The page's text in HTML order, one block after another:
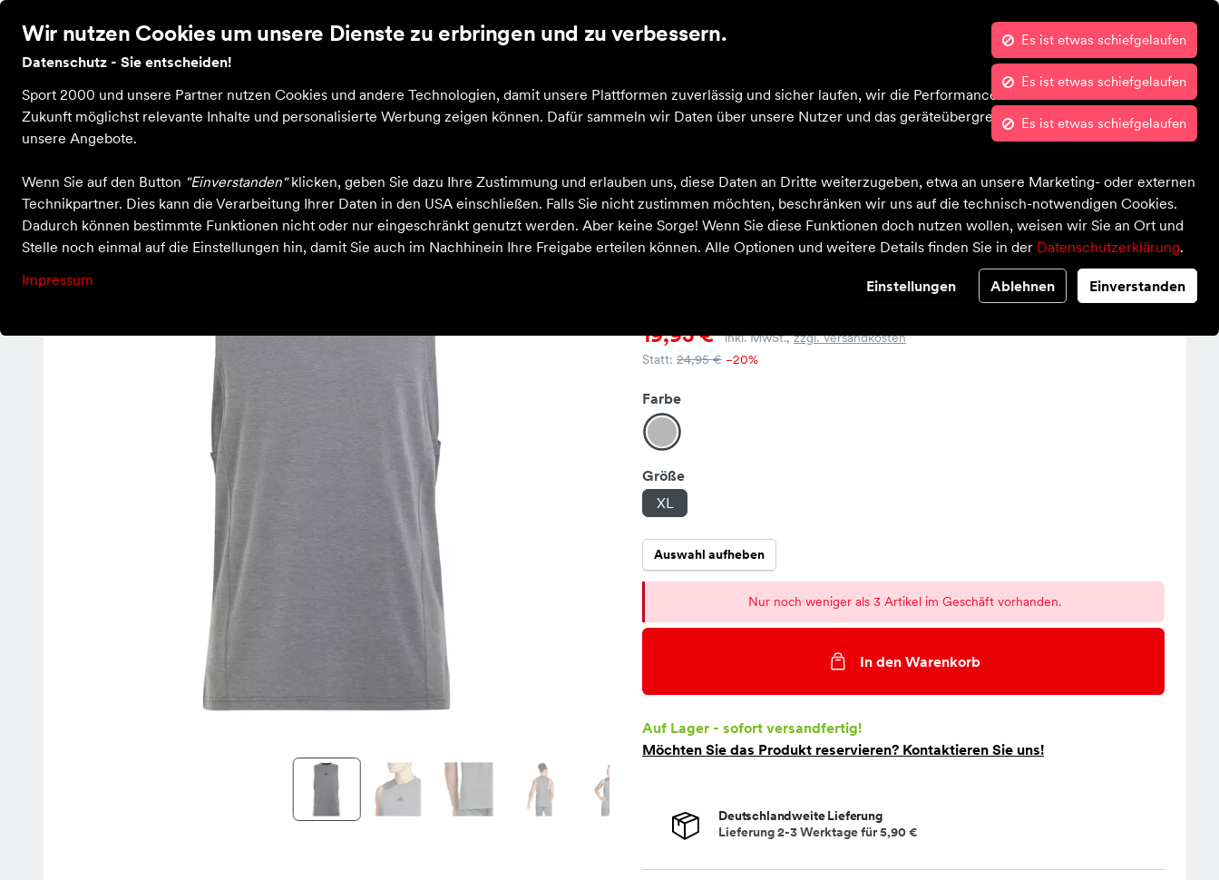
Wir nutzen Cookies um unsere Dienste zu erbringen und zu verbessern.
Datenschutz - Sie entscheiden!
Sport 2000 und unsere Partner nutzen Cookies und andere Technologien, damit unsere Plattformen zuverlässig und sicher laufen, wir die Performance nachvollziehen und Ihnen in
Zukunft möglichst relevante Inhalte und personalisierte Werbung zeigen können. Dafür sammeln wir Daten über unsere Nutzer und das geräteübergreifende Verhalten in Bezug auf
unsere Angebote.
Wenn Sie auf den Button "Einverstanden"klicken, geben Sie dazu Ihre Zustimmung und erlauben uns, diese Daten an Dritte weiterzugeben, etwa an unsere Marketing- oder externen
Technikpartner. Dies kann die Verarbeitung Ihrer Daten in den USA einschließen. Falls Sie nicht zustimmen möchten, beschränken wir uns auf die technisch-notwendigen Cookies.
Dadurch können bestimmte Funktionen nicht oder nur eingeschränkt genutzt werden. Aber keine Sorge! Wenn Sie diese Funktionen doch nutzen wollen, weisen wir Sie an Ort und
Stelle noch einmal auf die Einstellungen hin, damit Sie auch im Nachhinein Ihre Freigabe erteilen können. Alle Optionen und weitere Details finden Sie in der Datenschutzerklärung.
Impressum
Einstellungen Ablehnen Einverstanden
Mein Konto Warenkorb
Bekleidung Schuhe Ausrüstung Gutscheine Blog Über uns
Designed for Training Workout
Preis
19,95 € inkl. MwSt.,zzgl. Versandkosten
Statt: 24,95 € −20%
Farbe
Größe
XL
Auswahl aufheben
Nur noch weniger als 3 Artikel im Geschäft vorhanden.
In den Warenkorb
Auf Lager - sofort versandfertig!
Möchten Sie das Produkt reservieren? Kontaktieren Sie uns!
Deutschlandweite Lieferung
Lieferung 2-3 Werktage für5,90 €
-20 %
Es ist etwas schiefgelaufen